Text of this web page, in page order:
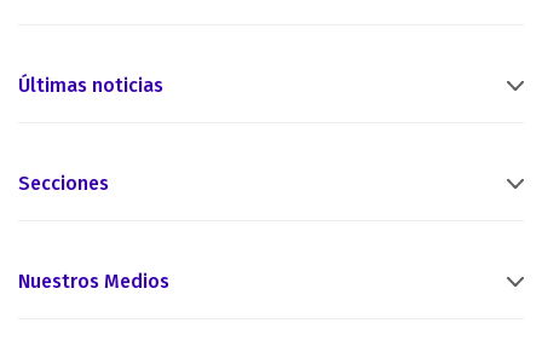
Últimas noticias
Secciones
Nuestros Medios